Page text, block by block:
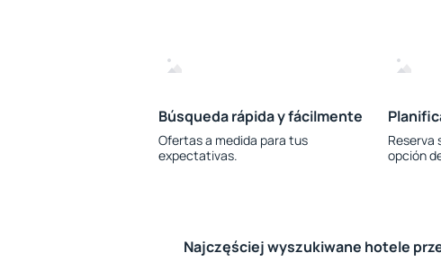
Búsqueda rápida y fácilmente
Ofertas a medida para tus
expectativas.
Reserva
opción
Najczęściej wyszukiwane hotele